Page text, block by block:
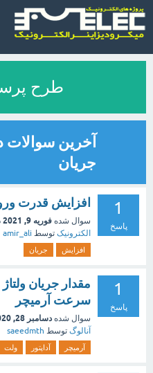
طرح
آخرین
جریان
1
پاسخ
افزایش قدرت
سوال شده فوریه 9, 2021
الکترونیک توسط amir_ali
افزایش جریان
1
پاسخ
مقدار جریان
سرعت آرمیچر
سوال شده دسامبر 28, 2020
آنالوگ توسط saeedmth
آرمیچر آداپتور ولت